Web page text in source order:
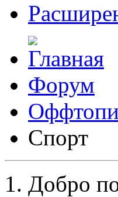
Форум
Спорт
Добро